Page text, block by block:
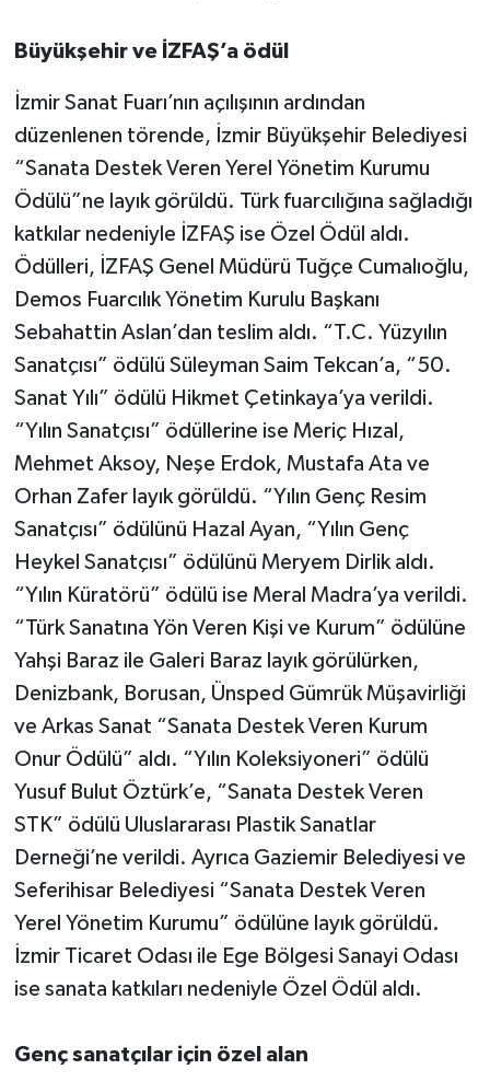
Büyükşehir ve İZFAŞ’a ödül
İzmir Sanat Fuarı’nın açılışının ardından
düzenlenen törende, İzmir Büyükşehir Belediyesi
“Sanata Destek Veren Yerel Yönetim Kurumu
Ödülü”ne layık görüldü. Türk fuarcılığına sağladığı
katkılar nedeniyle İZFAŞ ise Özel Ödül aldı.
Ödülleri, İZFAŞ Genel Müdürü Tuğçe Cumalıoğlu,
Demos Fuarcılık Yönetim Kurulu Başkanı
Sebahattin Aslan’dan teslim aldı. “T.C. Yüzyılın
Sanatçısı” ödülü Süleyman Saim Tekcan’a, “50.
Sanat Yılı” ödülü Hikmet Çetinkaya’ya verildi.
“Yılın Sanatçısı” ödüllerine ise Meriç Hızal,
Mehmet Aksoy, Neşe Erdok, Mustafa Ata ve
Orhan Zafer layık görüldü. “Yılın Genç Resim
Sanatçısı” ödülünü Hazal Ayan, “Yılın Genç
Heykel Sanatçısı” ödülünü Meryem Dirlik aldı.
“Yılın Küratörü” ödülü ise Meral Madra’ya verildi.
“Türk Sanatına Yön Veren Kişi ve Kurum” ödülüne
Yahşi Baraz ile Galeri Baraz layık görülürken,
Denizbank, Borusan, Ünsped Gümrük Müşavirliği
ve Arkas Sanat “Sanata Destek Veren Kurum
Onur Ödülü” aldı. “Yılın Koleksiyoneri” ödülü
Yusuf Bulut Öztürk’e, “Sanata Destek Veren
STK” ödülü Uluslararası Plastik Sanatlar
Derneği’ne verildi. Ayrıca Gaziemir Belediyesi ve
Seferihisar Belediyesi “Sanata Destek Veren
Yerel Yönetim Kurumu” ödülüne layık görüldü.
İzmir Ticaret Odası ile Ege Bölgesi Sanayi Odası
ise sanata katkıları nedeniyle Özel Ödül aldı.
Genç sanatçılar için özel alan